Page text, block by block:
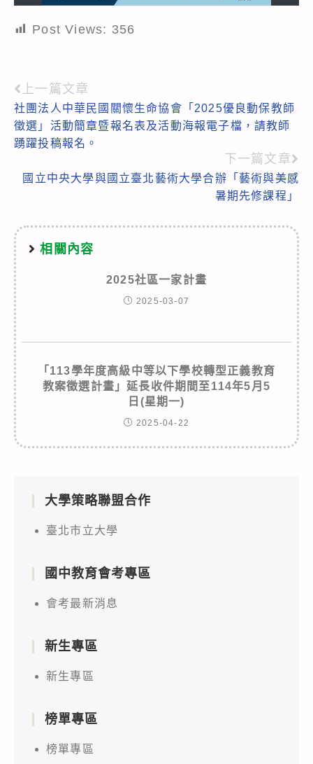
Post Views: 356
Read
more
articles
上一篇文章
社團法人中華民國關懷生命協會「2025優良動保教師
徵選」活動簡章暨報名表及活動海報電子檔，請教師
踴躍投稿報名。
下一篇文章
國立中央大學與國立臺北藝術大學合辦「藝術與美感
暑期先修課程」
相關內容
2025社區一家計畫
2025-03-07
「113學年度高級中等以下學校轉型正義教育
教案徵選計畫」延長收件期間至114年5月5
日(星期一)
2025-04-22
大學策略聯盟合作
臺北市立大學
國中教育會考專區
會考最新消息
新生專區
新生專區
榜單專區
榜單專區